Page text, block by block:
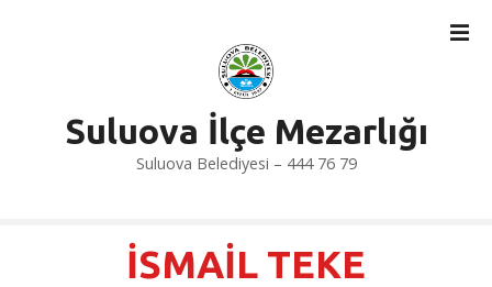
Suluova İlçe Mezarlığı
Suluova Belediyesi – 444 76 79
İSMAİL TEKE